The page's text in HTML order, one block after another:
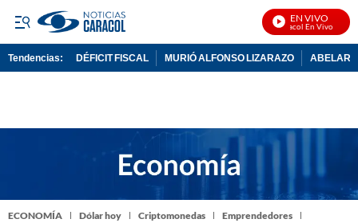
EN VIVO
Noticias Caracol En Vivo
Tendencias: DÉFICIT FISCAL MURIÓ ALFONSO LIZARAZO
ECONOMÍA Dólar hoy Criptomonedas Emprendedores